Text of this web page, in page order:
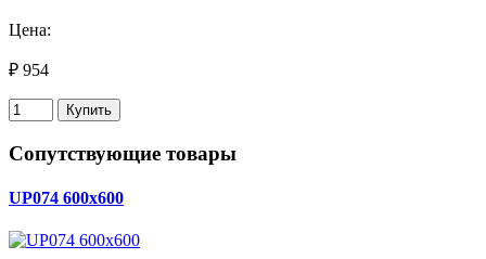
Цена:
₽ 954
Купить
Сопутствующие товары
UP074 600х600